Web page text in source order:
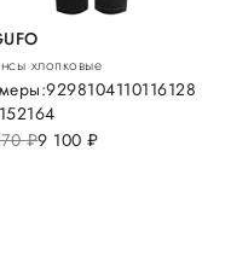
хлопковые
руб.9 100руб.
9298104110116128
152164